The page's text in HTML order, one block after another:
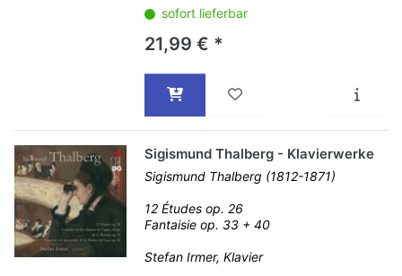
sofort lieferbar
21,99 € *
Sigismund Thalberg - Klavierwerke
Sigismund Thalberg (1812-1871)
12 Études op. 26
Fantaisie op. 33 + 40
Stefan Irmer, Klavier